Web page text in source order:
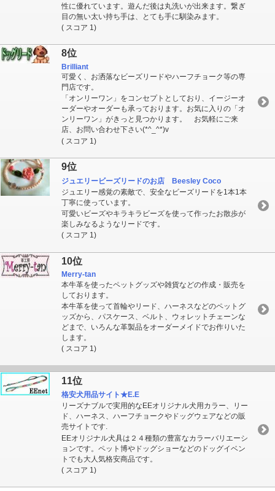
性に優れています。遊んだ後は丸洗いが出来ます。繋ぎ
目の無い太い持ち手は、とても手に馴染みます。
( スコア 1)
8位
Brilliant
可愛く、お洒落なビーズリードやハーフチョーク等の専
門店です。
「オンリーワン」をコンセプトとしており、イージーオ
ーダーやオーダーも承っております。お気に入りの「オ
ンリーワン」がきっと見つかります。 お気軽にご来
店、お問い合わせ下さい(*^_^*)v
( スコア 1)
9位
ジュエリービーズリードのお店 Beesley Coco
ジュエリー感覚の素敵で、安全なビーズリードを1本1本
丁寧に使っています。
可愛いビーズやキラキラビーズを使って作ったお散歩が
楽しみなるようなリードです。
( スコア 1)
10位
Merry-tan
本牛革を使ったペットグッズや雑貨などの作成・販売を
しております。
本牛革を使って首輪やリード、ハーネスなどのペットグ
ッズから、パスケース、ベルト、ウォレットチェーンな
どまで、いろんな革製品をオーダーメイドでお作りいた
します。
( スコア 1)
11位
格安犬用品サイト★E.E
リーズナブルで実用的なEEオリジナル犬用カラー、リー
ド、ハーネス、ハーフチョークやドッグウェアなどの販
売サイトです.
EEオリジナル犬具は２４種類の豊富なカラーバリエーシ
ョンです。ペット博やドッグショーなどのドッグイベン
トでも大人気格安商品です。
( スコア 1)